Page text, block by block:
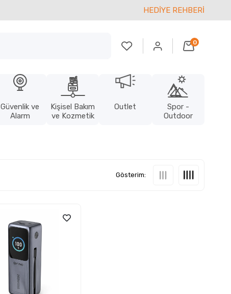
HEDİYE REHBERİ
0
Güvenlik ve
Alarm
Kişisel Bakım
ve Kozmetik
Outlet
Spor -
Outdoor